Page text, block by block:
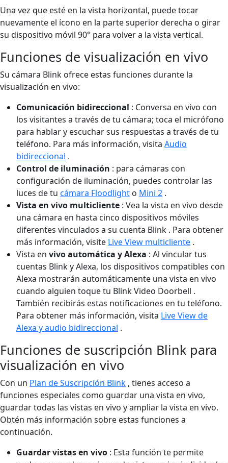
Una vez que esté en la vista horizontal, puede tocar
nuevamente el ícono en la parte superior derecha o girar
su dispositivo móvil 90° para volver a la vista vertical.
Funciones de visualización en vivo
Su cámara Blink ofrece estas funciones durante la
visualización en vivo:
Comunicación bidireccional : Conversa en vivo con
los visitantes a través de tu cámara; toca el micrófono
para hablar y escuchar sus respuestas a través de tu
teléfono. Para más información, visita Audio
bidireccional .
Control de iluminación : para cámaras con
configuración de iluminación, puedes controlar las
luces de tu cámara Floodlight o Mini 2 .
Vista en vivo multicliente : Vea la vista en vivo desde
una cámara en hasta cinco dispositivos móviles
diferentes vinculados a su cuenta Blink . Para obtener
más información, visite Live View multicliente .
Vista en vivo automática y Alexa : Al vincular tus
cuentas Blink y Alexa, los dispositivos compatibles con
Alexa mostrarán automáticamente una vista en vivo
cuando alguien toque tu Blink Video Doorbell .
También recibirás estas notificaciones en tu teléfono.
Para obtener más información, visita Live View de
Alexa y audio bidireccional .
Funciones de suscripción Blink para
visualización en vivo
Con un Plan de Suscripción Blink , tienes acceso a
funciones especiales como guardar una vista en vivo,
guardar todas las vistas en vivo y ampliar la vista en vivo.
Obtén más información sobre estas funciones a
continuación.
Guardar vistas en vivo : Esta función te permite